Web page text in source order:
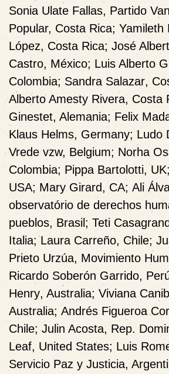
Sonia Ulate Fallas, Partido
Popular, Costa Rica; Yamileth
López, Costa Rica; José
Castro, México; Luis Alberto
Colombia; Sandra Salazar,
Alberto Amesty Rivera, Costa
Ginestet, Alemania; Felix
Klaus Helms, Germany;Ludo
Vrede vzw, Belgium; Norha
Colombia; Pippa Bartolotti, UK;
USA; Mary Girard, CA;Ali
observatório de derechos
pueblos, Brasil; Teti
Italia;Laura Carreño, Chile;
Prieto Urzúa, Movimiento
Ricardo Soberón Garrido,
Henry, Australia; Viviana
Australia; Andrés Figueroa
Chile;Julin Acosta, Rep.
Leaf, United States; Luis
Servicio Paz y Justicia,